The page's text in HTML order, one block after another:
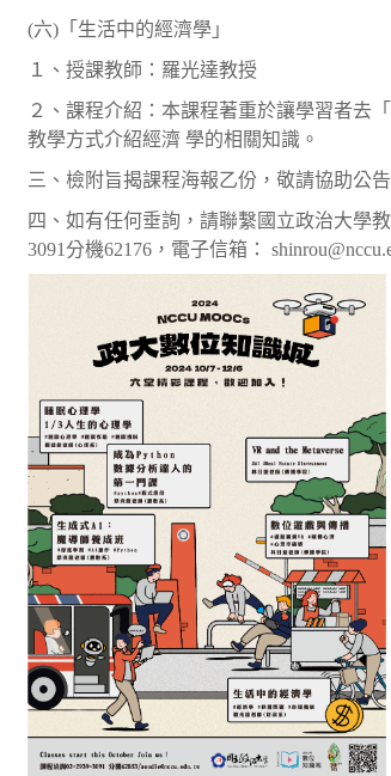
(六)「生活中的經濟學」
１、授課教師：羅光達教授
２、課程介紹：本課程著重於讓學習者去
教學方式介紹經濟 學的相關知識。
三、檢附旨揭課程海報乙份，敬請協助公告
四、如有任何垂詢，請聯繫 國立政治大學
3091分機62176，電子信箱：